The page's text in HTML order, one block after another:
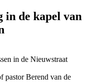
de kapel van
in de Nieuwstraat
pastor Berend van de